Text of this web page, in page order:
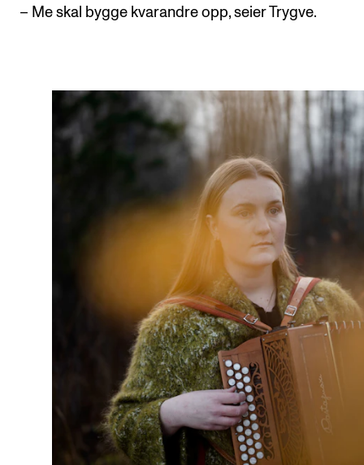
– Me skal bygge kvarandre opp, seier Trygve.